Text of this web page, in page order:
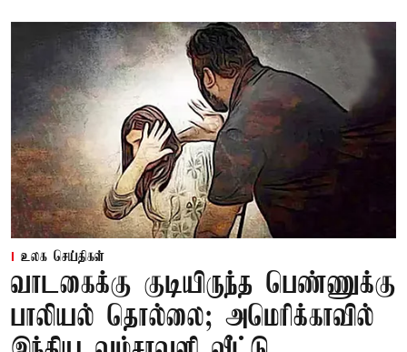
உலக செய்திகள்
வாடகைக்கு குடியிருந்த பெண்ணுக்கு
பாலியல் தொல்லை; அமெரிக்காவில்